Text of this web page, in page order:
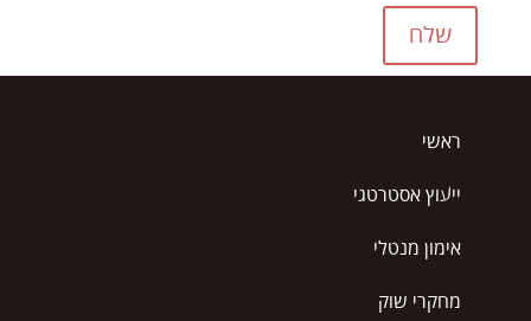
שלח
ראשי
ייעוץ אסטרטגי
אימון מנטלי
מחקרי שוק